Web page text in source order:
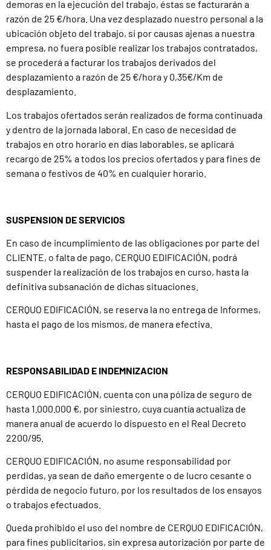
demoras en la ejecución del trabajo, éstas se facturarán a
razón de 25 €/hora. Una vez desplazado nuestro personal a la
ubicación objeto del trabajo, si por causas ajenas a nuestra
empresa, no fuera posible realizar los trabajos contratados,
se procederá a facturar los trabajos derivados del
desplazamiento a razón de 25 €/hora y 0,35€/Km de
desplazamiento.
Los trabajos ofertados serán realizados de forma continuada
y dentro de la jornada laboral. En caso de necesidad de
trabajos en otro horario en días laborables, se aplicará
recargo de 25% a todos los precios ofertados y para fines de
semana o festivos de 40% en cualquier horario.
SUSPENSION DE SERVICIOS
En caso de incumplimiento de las obligaciones por parte del
CLIENTE, o falta de pago, CERQUO EDIFICACIÓN, podrá
suspender la realización de los trabajos en curso, hasta la
definitiva subsanación de dichas situaciones.
CERQUO EDIFICACIÓN, se reserva la no entrega de Informes,
hasta el pago de los mismos, de manera efectiva.
RESPONSABILIDAD E INDEMNIZACION
CERQUO EDIFICACIÓN, cuenta con una póliza de seguro de
hasta 1.000.000 €, por siniestro, cuya cuantía actualiza de
manera anual de acuerdo lo dispuesto en el Real Decreto
2200/95.
CERQUO EDIFICACIÓN, no asume responsabilidad por
perdidas, ya sean de daño emergente o de lucro cesante o
pérdida de negocio futuro, por los resultados de los ensayos
o trabajos efectuados.
Queda prohibido el uso del nombre de CERQUO EDIFICACIÓN,
para fines publicitarios, sin expresa autorización por parte de